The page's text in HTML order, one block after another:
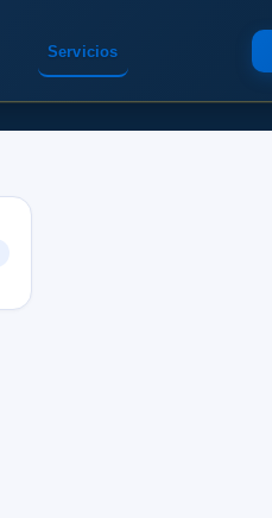
Servicios